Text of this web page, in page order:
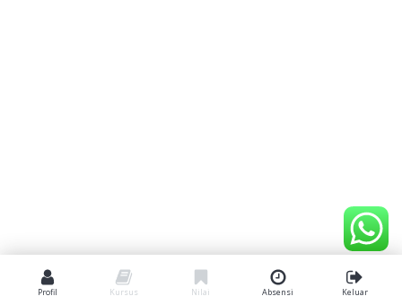
Profil Kursus Nilai Absensi Keluar